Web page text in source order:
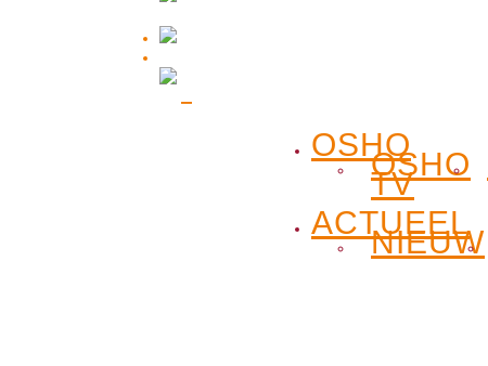
OSHO
OSHO
TV
ACTUEEL
NIEUW